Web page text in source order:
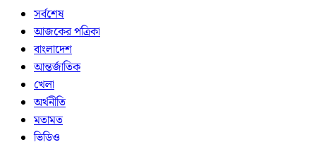
সর্বশেষ
আজকের পত্রিকা
বাংলাদেশ
আন্তর্জাতিক
খেলা
অর্থনীতি
মতামত
ভিডিও